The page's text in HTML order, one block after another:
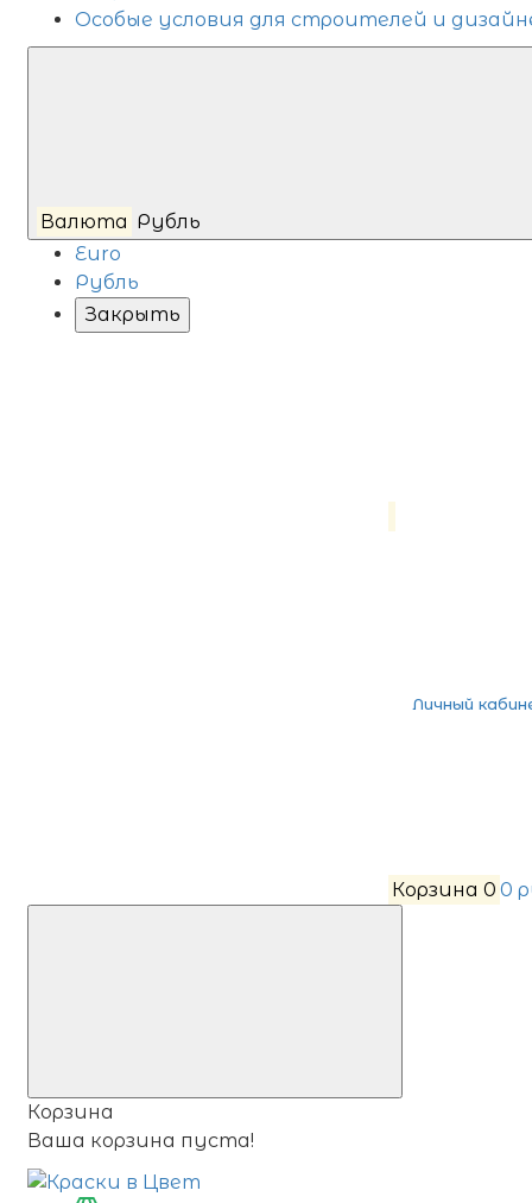
Особые условия для строителей и
Валюта Рубль
Euro
Рубль
Закрыть
Личный
Корзина 0 0
Корзина
Ваша корзина пуста!